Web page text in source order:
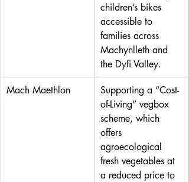
children’s bikes
accessible to
families across
Machynlleth and
the Dyfi Valley.
Mach Maethlon
Supporting a “Cost-
of-Living” vegbox
scheme, which
offers
agroecological
fresh vegetables at
a reduced price to